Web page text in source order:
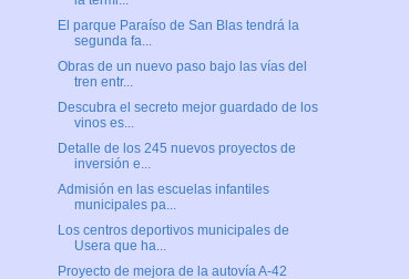
El parque Paraíso de San Blas tendrá la
segunda fa...
Obras de un nuevo paso bajo las vías del
tren entr...
Descubra el secreto mejor guardado de los
vinos es...
Detalle de los 245 nuevos proyectos de
inversión e...
Admisión en las escuelas infantiles
municipales pa...
Los centros deportivos municipales de
Usera que ha...
Proyecto de mejora de la autovía A-42